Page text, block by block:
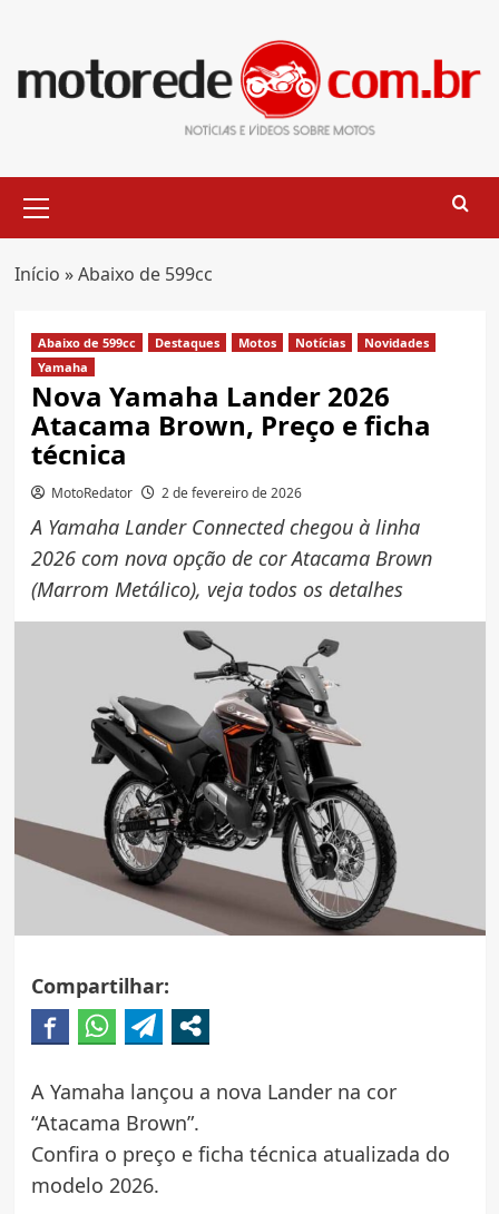
content
Menu
Início »Abaixo de 599cc
Abaixo de 599cc Destaques Motos Notícias
Novidades
Yamaha
Nova Yamaha Lander 2026
Atacama Brown, Preço e ficha
técnica
MotoRedator 2 de fevereiro de 2026
A Yamaha Lander Connected chegou à linha
2026 com nova opção de cor Atacama Brown
(Marrom Metálico), veja todos os detalhes
Compartilhar:
A Yamaha lançou a nova Lander na cor
“Atacama Brown”.
Confira o preço e ficha técnica atualizada do
modelo 2026.